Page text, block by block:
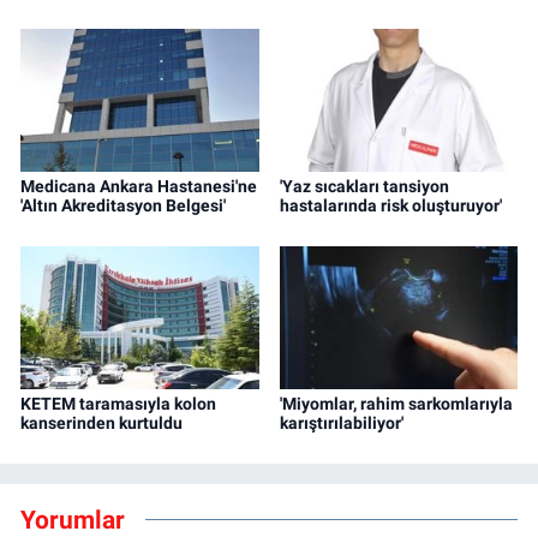
Medicana Ankara Hastanesi'ne
'Altın Akreditasyon Belgesi'
'Yaz sıcakları tansiyon
hastalarında risk oluşturuyor'
KETEM taramasıyla kolon
kanserinden kurtuldu
'Miyomlar, rahim sarkomlarıyla
karıştırılabiliyor'
Yorumlar